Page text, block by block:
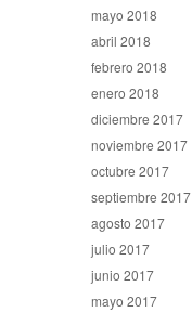
mayo 2018
abril 2018
febrero 2018
enero 2018
diciembre 2017
noviembre 2017
octubre 2017
septiembre 2017
agosto 2017
julio 2017
junio 2017
mayo 2017